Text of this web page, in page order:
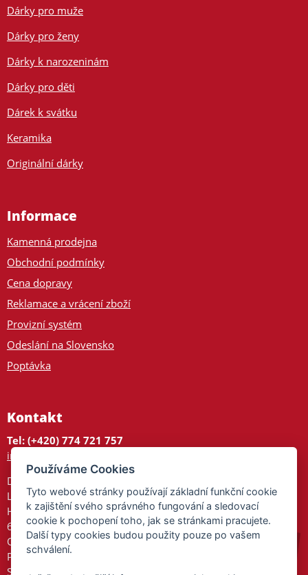
Dárky pro muže
Dárky pro ženy
Dárky k narozeninám
Dárky pro děti
Dárek k svátku
Keramika
Originální dárky
Informace
Kamenná prodejna
Obchodní podmínky
Cena dopravy
Reklamace a vrácení zboží
Provizní systém
Odeslání na Slovensko
Poptávka
Kontakt
Tel: (+420) 774 721 757
info@tajnedarky.cz
Dárkové centrum
Legionářů 2
Hodonín
695 01
Otevřeno:
Po-Pá 9-17
So 9-11:30
Používáme Cookies
Tyto webové stránky používají základní funkční cookie
k zajištění svého správného fungování a sledovací
cookie k pochopení toho, jak se stránkami pracujete.
Další typy cookies budou použity pouze po vašem
schválení.